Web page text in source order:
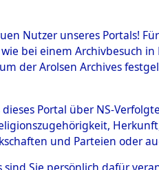
Gräbern
Nutzer unseres Portals!
bei einem Archivbesuch
der Arolsen Archives
Portal über NS-
und Parteien oder